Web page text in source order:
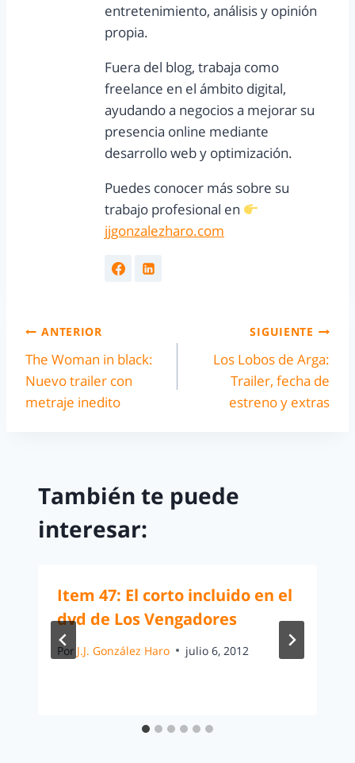
entretenimiento, análisis y opinión
propia.
Fuera del blog, trabaja como
freelance en el ámbito digital,
ayudando a negocios a mejorar su
presencia online mediante
desarrollo web y optimización.
Puedes conocer más sobre su
trabajo profesional en
jjgonzalezharo.com
ANTERIOR
The Woman in black:
Nuevo trailer con
metraje inedito
SIGUIENTE
Los Lobos de Arga:
Trailer, fecha de
estreno y extras
También te puede
interesar:
Item 47: El corto incluido en el
dvd de Los Vengadores
Por J.J. González Haro julio 6, 2012